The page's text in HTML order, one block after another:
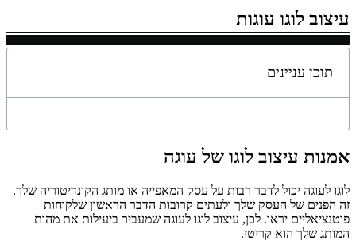
עיצוב לוגו עוגות
תוכן עניינים
אמנות עיצוב לוגו של עוגה
לוגו לעוגה יכול לדבר רבות על עסק המאפייה או מותג הקונדיטוריה שלך.
זה הפנים של העסק שלך ולעתים קרובות הדבר הראשון שלקוחות
פוטנציאליים יראו. לכן, עיצוב לוגו לעוגה שמעביר ביעילות את מהות
המותג שלך הוא קריטי.